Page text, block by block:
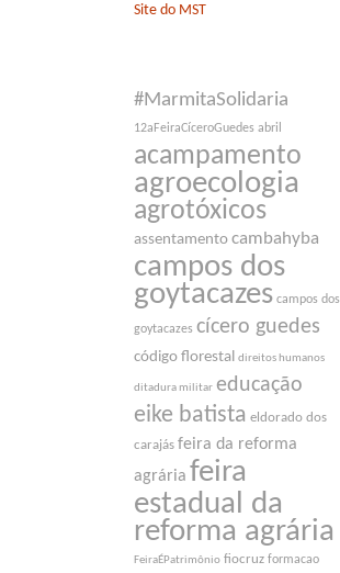
Site do MST
#MarmitaSolidaria
12aFeiraCíceroGuedes abril
acampamento
agroecologia
agrotóxicos
assentamento cambahyba
campos dos
goytacazes campos dos
goytacazes cícero guedes
código florestal direitos humanos
ditadura militar educação
eike batista eldorado dos
carajás feira da reforma
agrária feira
estadual da
reforma agrária
FeiraÉPatrimônio fiocruz formacao